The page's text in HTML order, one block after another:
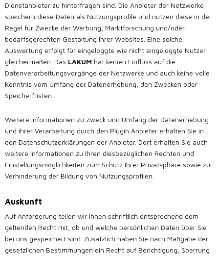
Dienstanbieter zu hinterfragen sind. Die Anbieter der Netzwerke
speichern diese Daten als Nutzungsprofile und nutzen diese in der
Regel für Zwecke der Werbung, Marktforschung und/oder
bedarfsgerechten Gestaltung ihrer Websites. Eine solche
Auswertung erfolgt für eingeloggte wie nicht eingeloggte Nutzer
gleichermaßen. Das LAKUM hat keinen Einfluss auf die
Datenverarbeitungsvorgänge der Netzwerke und auch keine volle
Kenntnis vom Umfang der Datenerhebung, den Zwecken oder
Speicherfristen.
Weitere Informationen zu Zweck und Umfang der Datenerhebung
und ihrer Verarbeitung durch den Plugin Anbieter erhalten Sie in
den Datenschutzerklärungen der Anbieter. Dort erhalten Sie auch
weitere Informationen zu Ihren diesbezüglichen Rechten und
Einstellungsmöglichkeiten zum Schutz Ihrer Privatsphäre sowie zur
Verhinderung der Bildung von Nutzungsprofilen.
Auskunft
Auf Anforderung teilen wir Ihnen schriftlich entsprechend dem
geltenden Recht mit, ob und welche persönlichen Daten über Sie
bei uns gespeichert sind. Zusätzlich haben Sie nach Maßgabe der
gesetzlichen Bestimmungen ein Recht auf Berichtigung, Sperrung